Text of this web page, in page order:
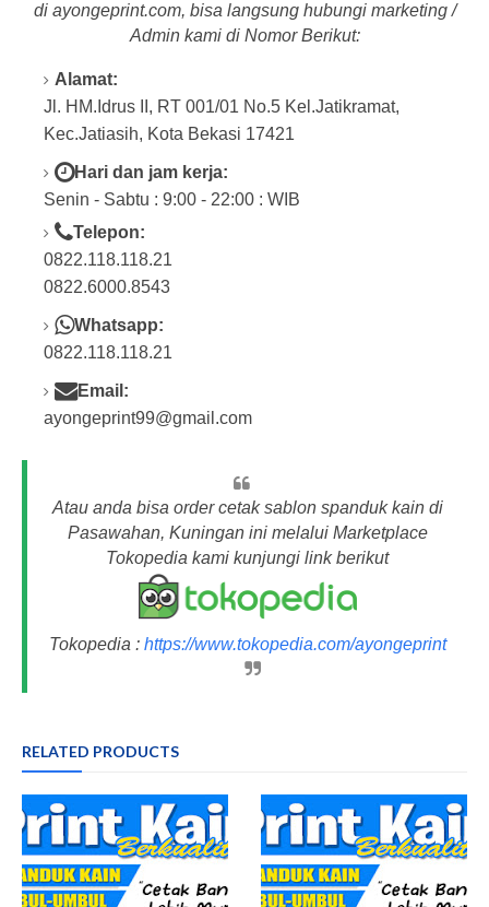
di ayongeprint.com, bisa langsung hubungi marketing /
Admin kami di Nomor Berikut:
Alamat:
Jl. HM.Idrus II, RT 001/01 No.5 Kel.Jatikramat,
Kec.Jatiasih, Kota Bekasi 17421
Hari dan jam kerja:
Senin - Sabtu : 9:00 - 22:00 : WIB
Telepon:
0822.118.118.21
0822.6000.8543
Whatsapp:
0822.118.118.21
Email:
ayongeprint99@gmail.com
Atau anda bisa order cetak sablon spanduk kain di
Pasawahan, Kuningan ini melalui Marketplace
Tokopedia kami kunjungi link berikut
Tokopedia : https://www.tokopedia.com/ayongeprint
RELATED PRODUCTS